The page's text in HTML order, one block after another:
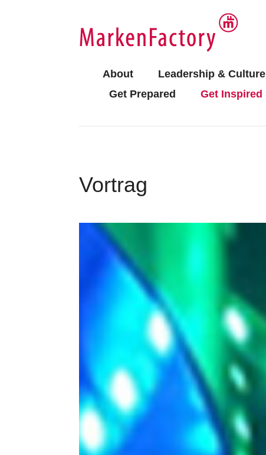
About Leadership & Culture
Get Prepared
Get Inspired
Vortrag